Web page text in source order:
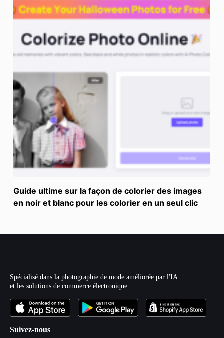
Guide ultime sur la façon de colorier des images
en noir et blanc pour les colorier en un seul clic
Spécialisé dans la photographie de mode améliorée par l'IA
et les solutions de commerce électronique.
Suivez-nous